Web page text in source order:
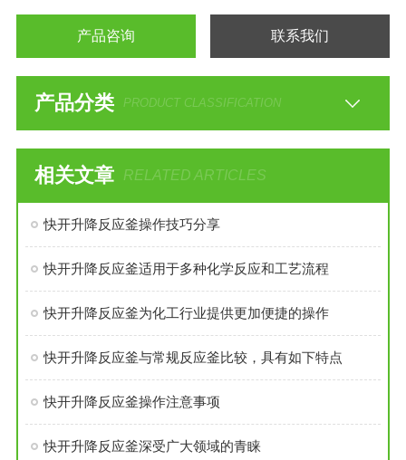
产品咨询 联系我们
产品分类 PRODUCT CLASSIFICATION
相关文章 RELATED ARTICLES
快开升降反应釜操作技巧分享
快开升降反应釜适用于多种化学反应和工艺流程
快开升降反应釜为化工行业提供更加便捷的操作
快开升降反应釜与常规反应釜比较，具有如下特点
快开升降反应釜操作注意事项
快开升降反应釜深受广大领域的青睐